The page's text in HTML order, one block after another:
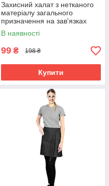
Захисний халат з нетканого
матеріалу загального
призначення на зав'язках
Medicom Блакитний 10 шт.
В наявності
99 ₴ 198 ₴
Купити